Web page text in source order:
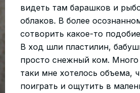
видеть там барашков и
облаков. В более
сотворить какое-то
В ход шли пластилин,
просто снежный ком. Много
таки мне хотелось объема,
поиграть и ощутить в